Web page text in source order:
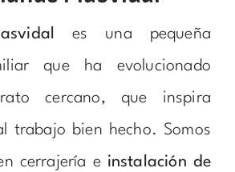
es una pequeña
que ha evolucionado
cercano, que inspira
trabajo bien hecho. Somos
cerrajería e instalación de